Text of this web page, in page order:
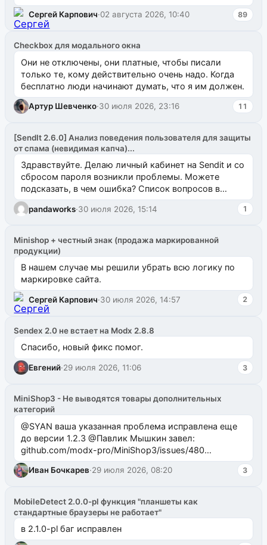
`uuid_1c`) VALUES ...
Сергей Карпович·02 августа 2026, 10:40 89
Checkbox для модального окна
Они не отключены, они платные, чтобы писали
только те, кому действительно очень надо. Когда
бесплатно люди начинают думать, что я им должен.
Артур Шевченко·30 июля 2026, 23:16 11
[SendIt 2.6.0] Анализ поведения пользователя для защиты
от спама (невидимая капча)...
Здравствуйте. Делаю личный кабинет на Sendit и со
сбросом пароля возникли проблемы. Можете
подсказать, в чем ошибка? Список вопросов в
одноименном разделе на modx.pro пока пуст, и,...
pandaworks·30 июля 2026, 15:14 1
Minishop + честный знак (продажа маркированной
продукции)
В нашем случае мы решили убрать всю логику по
маркировке сайта.
Сергей Карпович·30 июля 2026, 14:57 2
Sendex 2.0 не встает на Modx 2.8.8
Спасибо, новый фикс помог.
Евгений·29 июля 2026, 11:06 3
MiniShop3 - Не выводятся товары дополнительных
категорий
@SYAN ваша указанная проблема исправлена еще
до версии 1.2.3 @Павлик Мышкин завел:
github.com/modx-pro/MiniShop3/issues/480
github.com/modx-pro/MiniShop3/issues/481Исправим
в б...
Иван Бочкарев·29 июля 2026, 08:20 3
MobileDetect 2.0.0-pl функция "планшеты как
стандартные браузеры не работает"
в 2.1.0-pl баг исправлен